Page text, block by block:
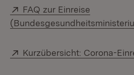
Extern:
FAQ zur Einreise
Extern:
Kurzübersicht: Corona-